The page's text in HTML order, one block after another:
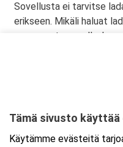
Sovellusta ei tarvitse
erikseen. Mikäli haluat
sen omasta
Ajankohta
Alkaa:7.10.2026 08:30
Tämä sivusto
Käytämme evästeitä